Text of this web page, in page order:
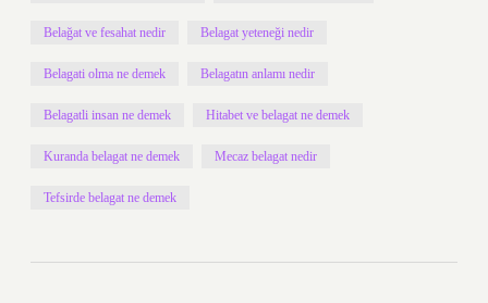
Belağat ve fesahat nedir Belagat yeteneği nedir
Belagati olma ne demek Belagatın anlamı nedir
Belagatli insan ne demek Hitabet ve belagat ne demek
Kuranda belagat ne demek Mecaz belagat nedir
Tefsirde belagat ne demek